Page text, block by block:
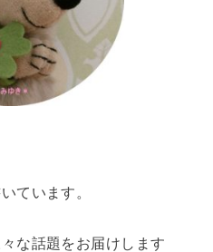
ています。
な話題をお届けします